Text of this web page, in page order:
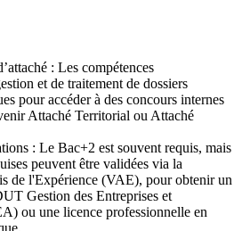
: Les compétences
et de traitement de dossiers
pour accéder à des concours internes
Attaché Territorial ou Attaché
: Le Bac+2 est souvent requis, mais
peuvent être validées via la
de l'Expérience (VAE), pour obtenir un
Gestion des Entreprises et
ou une licence professionnelle en